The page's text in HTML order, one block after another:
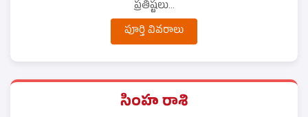
ప్రతిష్టలు...
పూర్తి వివరాలు
సింహ రాశి